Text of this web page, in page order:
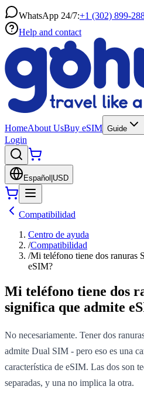
WhatsApp 24/7:+1 (302) 899-
Help and contact
HomeAbout UsBuy eSIM Guide
Login
Español USD
Compatibilidad
Centro de ayuda
/Compatibilidad
/Mi teléfono tiene dos ranuras
eSIM?
Mi teléfono tiene dos
significa que admite
No necesariamente. Tener dos
admite Dual SIM - pero eso es una
característica de eSIM. Las dos son
separadas, y una no implica la otra.